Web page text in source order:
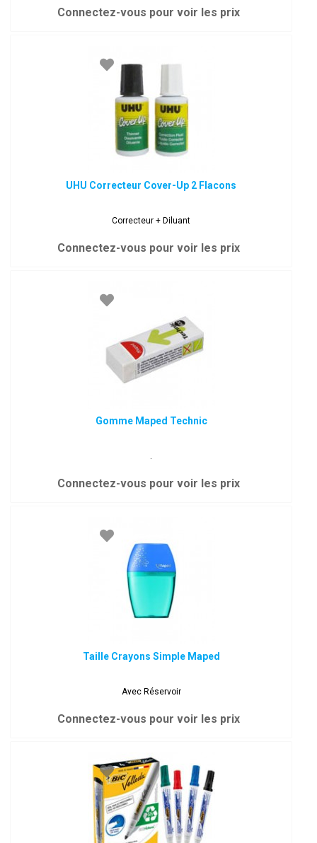
Connectez-vous pour voir les prix
UHU Correcteur Cover-Up 2 Flacons
Correcteur + Diluant
Connectez-vous pour voir les prix
Gomme Maped Technic
.
Connectez-vous pour voir les prix
Taille Crayons Simple Maped
Avec Réservoir
Connectez-vous pour voir les prix